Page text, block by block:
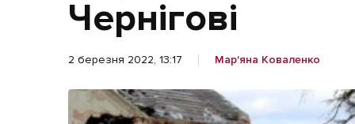
Економіка
Бізнес
Чернігові
2 березня 2022, 13:17 Мар'яна Коваленко